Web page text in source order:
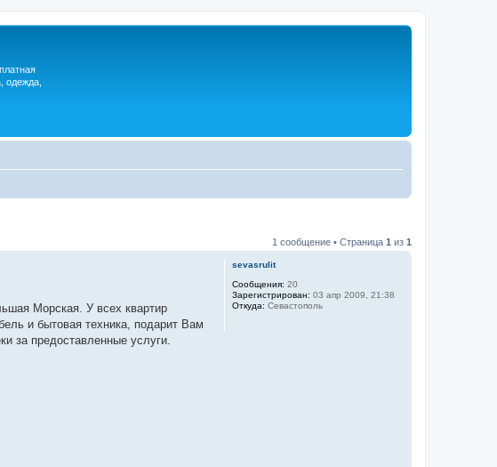
одежда,
1 сообщение • Страница 1 из 1
sevasrulit
Сообщения: 20
Зарегистрирован: 03 апр 2009, 21:38
Откуда: Севастополь
Морская. У всех квартир
и бытовая техника, подарит Вам
за предоставленные услуги.